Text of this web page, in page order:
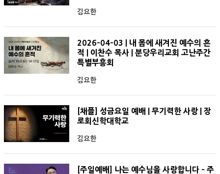
김요한
2026-04-03 | 내 몸에 새겨진 예수의 흔
적 | 이찬수 목사 | 분당우리교회 고난주간
특별부흥회
김요한
[채플] 성금요일 예배 | 무기력한 사랑 | 장
로회신학대학교
김요한
[주일예배] 나는 예수님을 사랑합니다 - 주